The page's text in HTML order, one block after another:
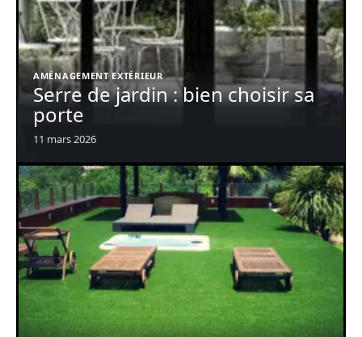
AMÉNAGEMENT EXTÉRIEUR
Serre de jardin : bien choisir sa
porte
11 mars 2026